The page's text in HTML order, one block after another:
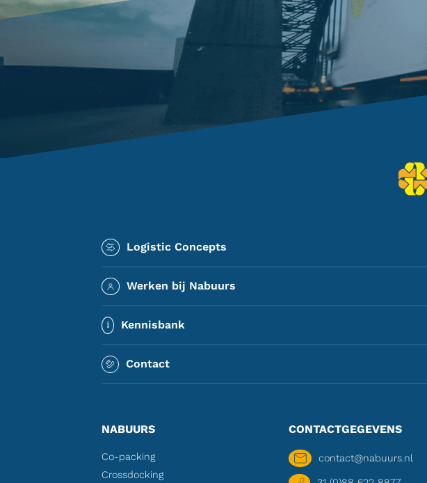
Logistic Concepts
Werken bij Nabuurs
Kennisbank
Contact
NABUURS
Co-packing
Crossdocking
CONTACTGEGEVENS
contact@nabuurs.nl